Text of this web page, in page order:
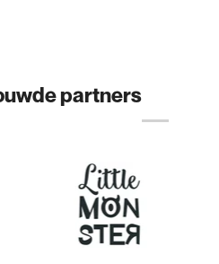
partners